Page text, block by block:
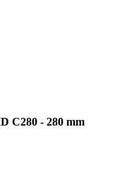
C280 - 280 mm